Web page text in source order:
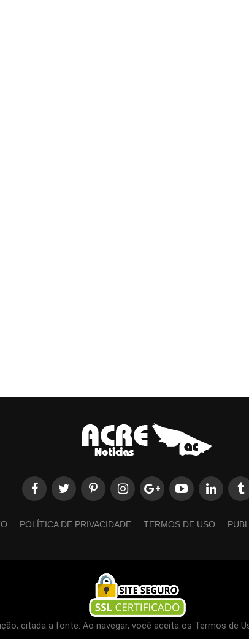
POLÍTICA DE PRIVACIDADE TERMOS DE USO
citada a fonte. Ao navegar, você aceita os Termos de